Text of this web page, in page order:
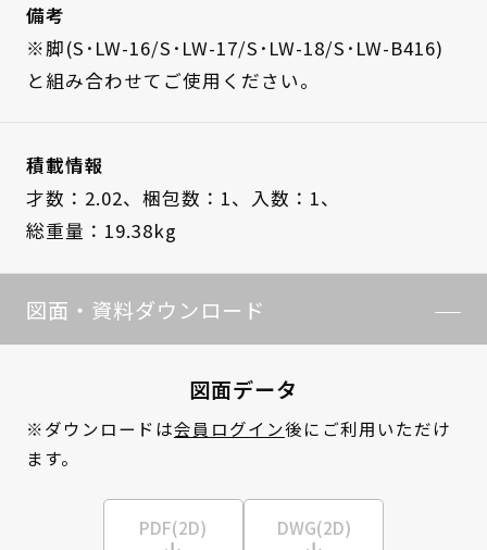
備考
※脚(S･LW-16/S･LW-17/S･LW-18/S･LW-B416)
と組み合わせてご使用ください。
積載情報
才数：2.02、 梱包数：1、 入数：1、
総重量：19.38kg
図面・資料ダウンロード
図面データ
※ダウンロードは会員ログイン後にご利用いただけ
ます。
PDF(2D) DWG(2D)